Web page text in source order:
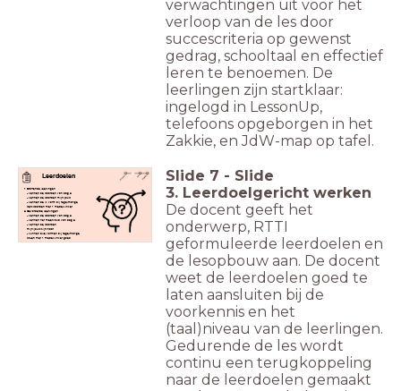
verwachtingen uit voor het
verloop van de les door
succescriteria op gewenst
gedrag, schooltaal en effectief
leren te benoemen. De
leerlingen zijn startklaar:
ingelogd in LessonUp,
telefoons opgeborgen in het
Zakkie, en JdW-map op tafel.
Leerdoelen
Startende leerlingen
- kennen de woorden van dag 2
- kennen de woorden mijn/jouw
- kennen de ik vorm bij regelmatige
werkwoorden met 1 medeklinker
Gevorderde leerlingen
- kennen de woorden van dag 2
- kennen het meervoud van dag 2
- kennen de woorden
mijn/jouw/zijn/haar
- kunnen alle vormen bij regelmatige
ww-en met 1 medeklinker goed
schrijven
Slide 7 - Slide
3. Leerdoelgericht werken
De docent geeft het
onderwerp, RTTI
geformuleerde leerdoelen en
de lesopbouw aan. De docent
weet de leerdoelen goed te
laten aansluiten bij de
voorkennis en het
(taal)niveau van de leerlingen.
Gedurende de les wordt
continu een terugkoppeling
naar de leerdoelen gemaakt